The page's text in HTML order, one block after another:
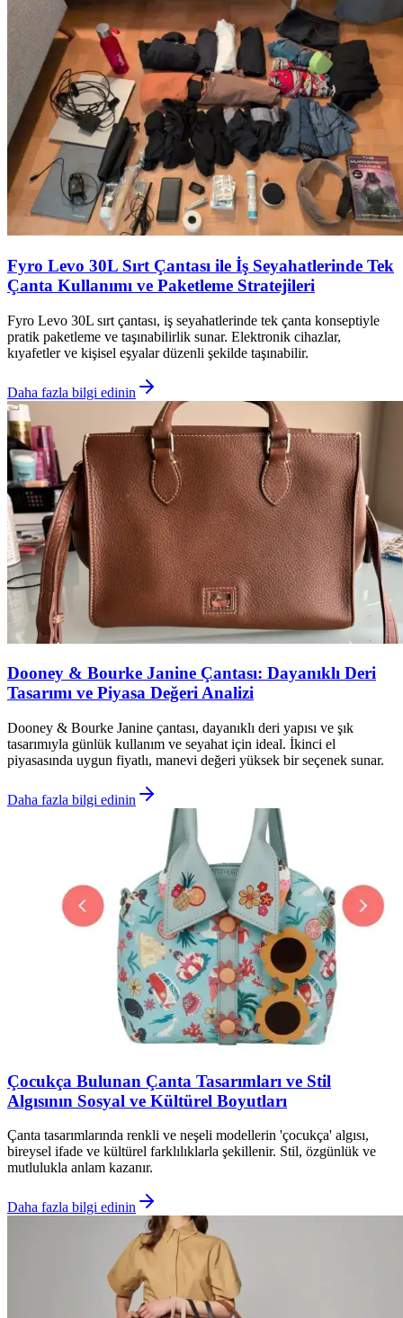
Fyro Levo 30L Sırt Çantası ile İş Seyahatlerinde Tek
Çanta Kullanımı ve Paketleme Stratejileri
Fyro Levo 30L sırt çantası, iş seyahatlerinde tek çanta konseptiyle
pratik paketleme ve taşınabilirlik sunar. Elektronik cihazlar,
kıyafetler ve kişisel eşyalar düzenli şekilde taşınabilir.
Daha fazla bilgi edinin
Dooney & Bourke Janine Çantası: Dayanıklı Deri
Tasarımı ve Piyasa Değeri Analizi
Dooney & Bourke Janine çantası, dayanıklı deri yapısı ve şık
tasarımıyla günlük kullanım ve seyahat için ideal. İkinci el
piyasasında uygun fiyatlı, manevi değeri yüksek bir seçenek sunar.
Daha fazla bilgi edinin
Çocukça Bulunan Çanta Tasarımları ve Stil
Algısının Sosyal ve Kültürel Boyutları
Çanta tasarımlarında renkli ve neşeli modellerin 'çocukça' algısı,
bireysel ifade ve kültürel farklılıklarla şekillenir. Stil, özgünlük ve
mutlulukla anlam kazanır.
Daha fazla bilgi edinin